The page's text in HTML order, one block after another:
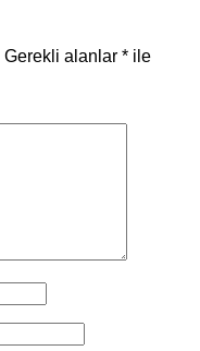
Gerekli alanlar * ile